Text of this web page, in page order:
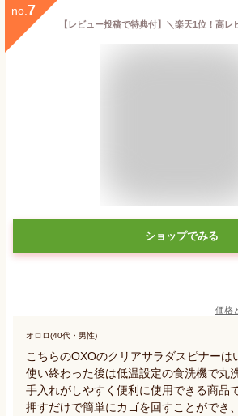
no. 7
ショップでみる
価格
オロロ(40代・男性)
こちらのOXOのクリアサラダスピナーは
使い終わった後は低温設定の食洗機で丸
手入れがしやすく便利に使用できる商品
押すだけで簡単にカゴを回すことができ